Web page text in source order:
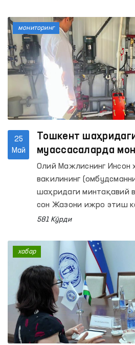
25
Май
Тошкент
муассасаларда
ташрифлари
Олий Мажлиснинг Инсон
вакилининг
шаҳридаги минтақавий
сон Жазони ижро этиш
Маҳкумлар учун
объектлари, 1- ва 2-
ногиронлиги бўлган
уйлари, Тошкент шаҳар
наркология шифохонаси,
кучайтирилган руҳий
касалликлар клиник
мониторинг
581 Кўрди
мониторинг
хабар